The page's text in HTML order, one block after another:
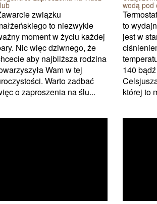
związku
to niezwykle
moment w życiu każdej
Nic więc dziwnego, że
aby najbliższa rodzina
Wam w tej
Warto zadbać
o zaproszenia na ślu...
wodą pod
to
jest w
140
której to